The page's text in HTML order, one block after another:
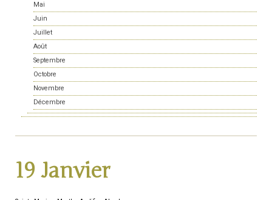
Mai
Juin
Juillet
Août
Septembre
Octobre
Novembre
Décembre
19 Janvier